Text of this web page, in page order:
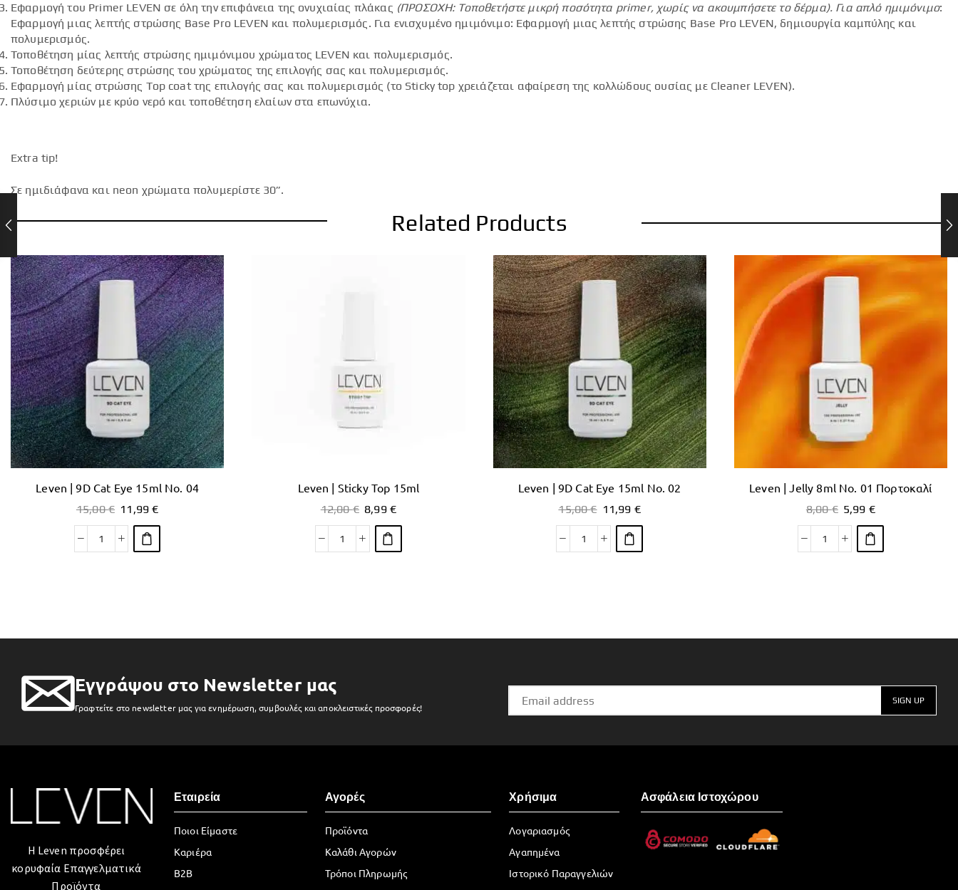
Εφαρμογή του Primer LEVEN σε όλη την επιφάνεια της ονυχιαίας πλάκας (ΠΡΟΣΟΧΗ: Τοποθετήστε μικρή ποσότητα primer, χωρίς να ακουμπήσετε το δέρμα). Για απλό ημιμόνιμο:
Εφαρμογή μιας λεπτής στρώσης Base Pro LEVEN και πολυμερισμός. Για ενισχυμένο ημιμόνιμο: Εφαρμογή μιας λεπτής στρώσης Base Pro LEVEN, δημιουργία καμπύλης και
πολυμερισμός.
Τοποθέτηση μίας λεπτής στρώσης ημιμόνιμου χρώματος LEVEN και πολυμερισμός.
Τοποθέτηση δεύτερης στρώσης του χρώματος της επιλογής σας και πολυμερισμός.
Εφαρμογή μίας στρώσης Top coat της επιλογής σας και πολυμερισμός (το Sticky top χρειάζεται αφαίρεση της κολλώδους ουσίας με Cleaner LEVEN).
Πλύσιμο χεριών με κρύο νερό και τοποθέτηση ελαίων στα επωνύχια.
Extra tip!
Σε ημιδιάφανα και neon χρώματα πολυμερίστε 30”.
Related Products
Leven | 9D Cat Eye 15ml No. 04
15,00€ 11,99€
Leven | Sticky Top 15ml
12,00€ 8,99 €
Leven | 9D Cat Eye 15ml No. 02
15,00€ 11,99 €
Leven | Jelly 8ml No. 01 Πορτοκαλί
8,00€ 5,99 €
Εγγράψου στο Newsletter μας
Γραφτείτε στο newsletter μας για ενημέρωση, συμβουλές και αποκλειστικές προσφορές!
Η Leven προσφέρει
κορυφαία Επαγγελματικά
Προϊόντα
Εταιρεία
Ποιοι Είμαστε
Καριέρα
B2B
Αγορές
Προϊόντα
Καλάθι Αγορών
Τρόποι Πληρωμής
Χρήσιμα
Λογαριασμός
Αγαπημένα
Ιστορικό Παραγγελιών
Ασφάλεια Ιστοχώρου